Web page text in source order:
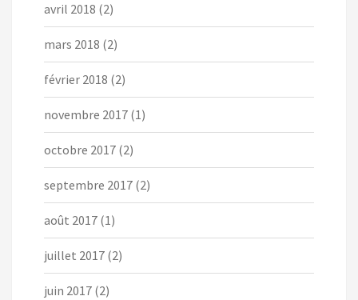
avril 2018 (2)
mars 2018 (2)
février 2018 (2)
novembre 2017 (1)
octobre 2017 (2)
septembre 2017 (2)
août 2017 (1)
juillet 2017 (2)
juin 2017 (2)